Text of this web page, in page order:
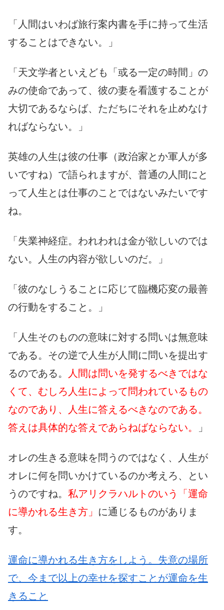
「人間はいわば旅行案内書を手に持って生活
することはできない。」
「天文学者といえども「或る一定の時間」の
みの使命であって、彼の妻を看護することが
大切であるならば、ただちにそれを止めなけ
ればならない。」
英雄の人生は彼の仕事（政治家とか軍人が多
いですね）で語られますが、普通の人間にと
って人生とは仕事のことではないみたいです
ね。
「失業神経症。われわれは金が欲しいのでは
ない。人生の内容が欲しいのだ。」
「彼のなしうることに応じて臨機応変の最善
の行動をすること。」
「人生そのものの意味に対する問いは無意味
である。その逆で人生が人間に問いを提出す
るのである。
人間は問いを発するべきではな
くて、むしろ人生によって問われているもの
なのであり、人生に答えるべきなのである。
答えは具体的な答えであらねばならない。
」
オレの生きる意味を問うのではなく、人生が
オレに何を問いかけているのか考えろ、とい
うのですね。 私アリクラハルトのいう「運命
に導かれる生き方」 に通じるものがありま
す。
運命に導かれる生き方をしよう。失意の場所
で、今まで以上の幸せを探すことが運命を生
きること